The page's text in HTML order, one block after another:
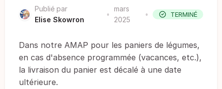
Publié par
Elise Skowron
•
mars
2025
• TERMINÉ
Dans notre AMAP pour les paniers de légumes,
en cas d'absence programmée (vacances, etc.),
la livraison du panier est décalé à une date
ultérieure.